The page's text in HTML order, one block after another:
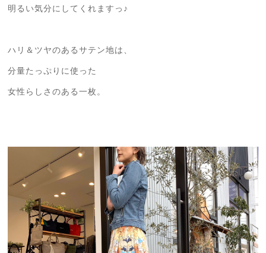
明るい気分にしてくれますっ♪
ハリ＆ツヤのあるサテン地は、
分量たっぷりに使った
女性らしさのある一枚。